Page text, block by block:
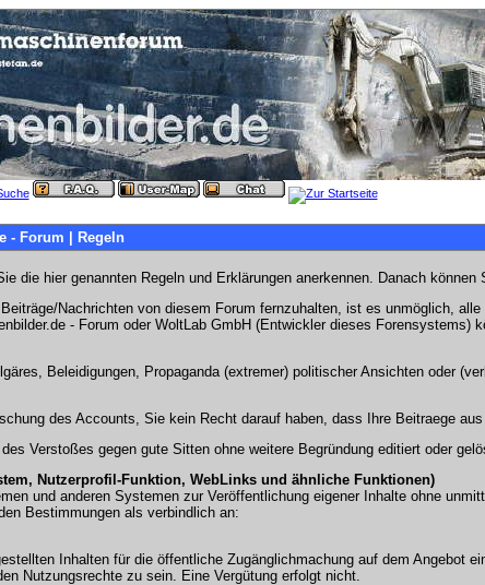
- Forum | Regeln
hier genannten Regeln und Erklärungen anerkennen. Danach können
Nachrichten von diesem Forum fernzuhalten, ist es unmöglich,
- Forum oder WoltLab GmbH (Entwickler dieses Forensystems)
Beleidigungen, Propaganda (extremer) politischer Ansichten oder
des Accounts, Sie kein Recht darauf haben, dass Ihre Beitraege
Verstoßes gegen gute Sitten ohne weitere Begründung editiert oder
Nutzerprofil-Funktion, WebLinks und ähnliche Funktionen)
und anderen Systemen zur Veröffentlichung eigener Inhalte ohne
Bestimmungen als verbindlich an:
Inhalten für die öffentliche Zugänglichmachung auf dem Angebot
Nutzungsrechte zu sein. Eine Vergütung erfolgt nicht.